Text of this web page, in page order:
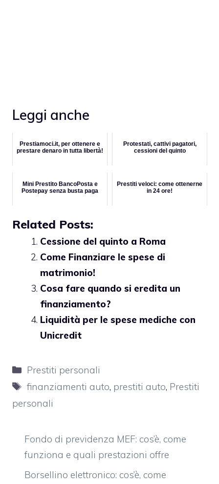
Leggi anche
Prestiamoci.it, per ottenere e
prestare denaro in tutta libertà!
Protestati, cattivi pagatori,
cessioni del quinto
Mini Prestito BancoPosta e
Postepay senza busta paga
Prestiti veloci: come ottenerne
in 24 ore!
Related Posts:
Cessione del quinto a Roma
Come Finanziare le spese di
matrimonio!
Cosa fare quando si eredita un
finanziamento?
Liquidità per le spese mediche con
Unicredit
Categorie
Prestiti personali
Tag
finanziamenti auto, prestiti auto, Prestiti
personali
Fondo di previdenza MEF: cos’è, come
funziona e quali prestazioni offre
Borsellino elettronico: cos’è, come